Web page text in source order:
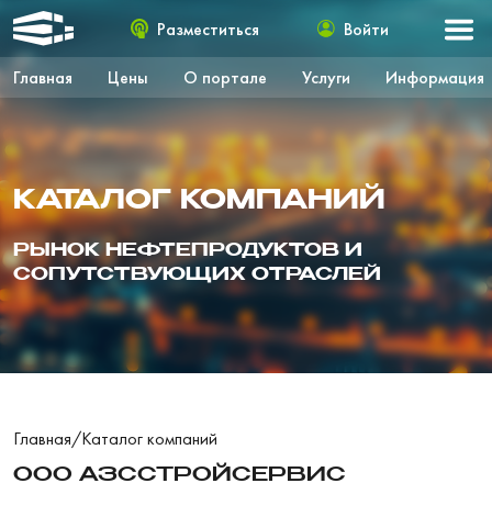
Главная Цены О портале Услуги Информация
Разместиться Войти
КАТАЛОГ КОМПАНИЙ
РЫНОК НЕФТЕПРОДУКТОВ И
СОПУТСТВУЮЩИХ ОТРАСЛЕЙ
Главная/Каталог компаний
ООО АЗССТРОЙСЕРВИС